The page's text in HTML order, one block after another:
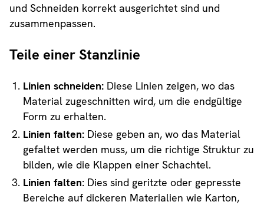
und Schneiden korrekt ausgerichtet sind und
zusammenpassen.
Teile einer Stanzlinie
Linien schneiden: Diese Linien zeigen, wo das
Material zugeschnitten wird, um die endgültige
Form zu erhalten.
Linien falten: Diese geben an, wo das Material
gefaltet werden muss, um die richtige Struktur zu
bilden, wie die Klappen einer Schachtel.
Linien falten: Dies sind geritzte oder gepresste
Bereiche auf dickeren Materialien wie Karton,